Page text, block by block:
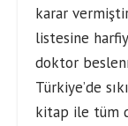
karar
listesine
doktor
Türkiye’de
kitap ile tüm